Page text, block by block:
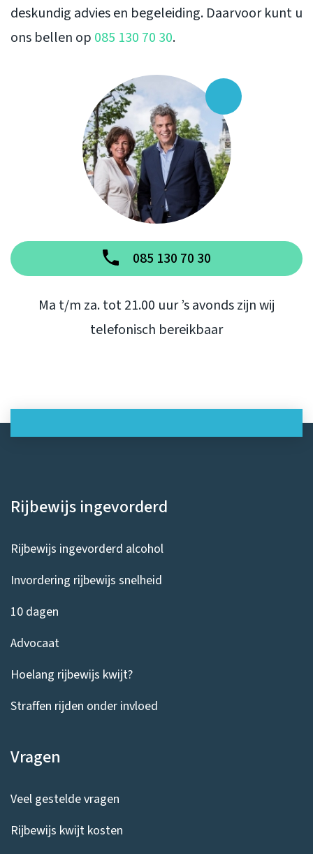
deskundig advies en begeleiding. Daarvoor kunt u
ons bellen op 085 130 70 30.
085 130 70 30
Ma t/m za. tot 21.00 uur ’s avonds zijn wij
telefonisch bereikbaar
Rijbewijs ingevorderd
Rijbewijs ingevorderd alcohol
Invordering rijbewijs snelheid
10 dagen
Advocaat
Hoelang rijbewijs kwijt?
Straffen rijden onder invloed
Vragen
Veel gestelde vragen
Rijbewijs kwijt kosten